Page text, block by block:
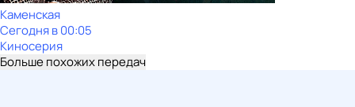
Каменская
Сегодня в 00:05
Киносерия
Больше похожих передач